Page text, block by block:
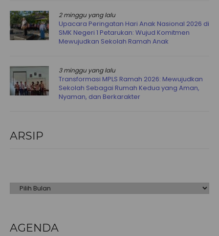
2 minggu yang lalu
Upacara Peringatan Hari Anak Nasional 2026 di
SMK Negeri 1 Petarukan: Wujud Komitmen
Mewujudkan Sekolah Ramah Anak
3 minggu yang lalu
Transformasi MPLS Ramah 2026: Mewujudkan
Sekolah Sebagai Rumah Kedua yang Aman,
Nyaman, dan Berkarakter
ARSIP
AGENDA